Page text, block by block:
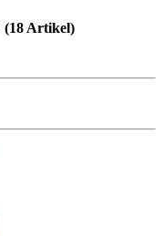
(18 Artikel)